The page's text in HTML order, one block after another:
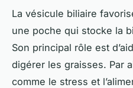
La vésicule biliaire
une poche qui stocke la
Son principal rôle est
digérer les graisses. Par
comme le stress et